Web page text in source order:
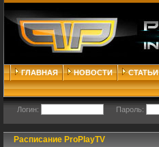
ГЛАВНАЯ НОВОСТИ СТАТЬИ
Логин: Пароль:
Расписание ProPlayTV